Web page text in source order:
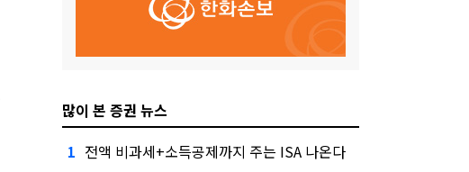
많이 본 증권 뉴스
1 전액 비과세+소득공제까지 주는 ISA 나온다